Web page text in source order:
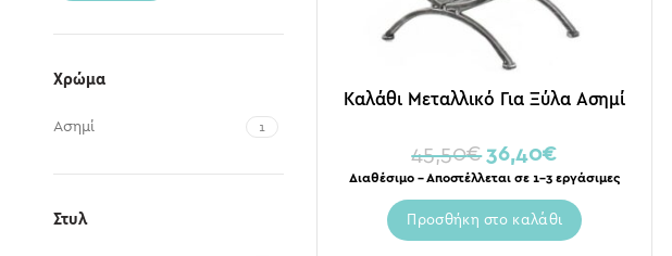
Χρώμα
Ασημί 1
Στυλ
Καλάθι Μεταλλικό Για Ξύλα Ασημί
45,50€ 36,40€
Διαθέσιμο – Αποστέλλεται σε 1-3 εργάσιμες
Προσθήκη στο καλάθι